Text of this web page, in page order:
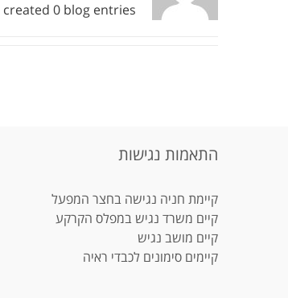
created 0 blog entries.
התאמות נגישות
קיימת חניה נגישה בחצר המפעל
קיים משרד נגיש במפלס הקרקע
קיים מושב נגיש
קיימים סימונים לכבדי ראיה